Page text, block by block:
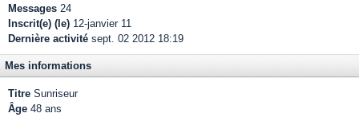
Messages 24
Inscrit(e) (le) 12-janvier 11
Dernière activité sept. 02 2012 18:19
Mes informations
Titre Sunriseur
Âge 48 ans